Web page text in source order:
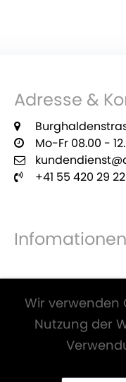
Adresse &
Mo-Fr 08.00 -
+41 55 420 29 22
Infomationen
Alle Preise inkl.
Wir verwenden
Nutzung der